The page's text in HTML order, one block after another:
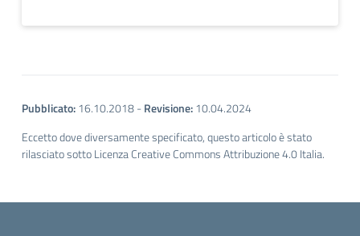
Pubblicato:16.10.2018-Revisione:10.04.2024
Eccetto dove diversamente specificato, questo articolo è stato
rilasciato sotto Licenza Creative Commons Attribuzione 4.0 Italia.